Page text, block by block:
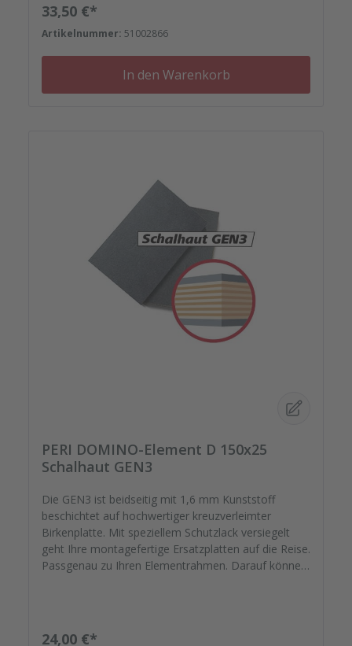
Regulärer Preis:
33,50 €*
Artikelnummer: 51002866
In den Warenkorb
PERI DOMINO-Element D 150x25
Schalhaut GEN3
Die GEN3 ist beidseitig mit 1,6 mm Kunststoff
beschichtet auf hochwertiger kreuzverleimter
Birkenplatte. Mit speziellem Schutzlack versiegelt
geht Ihre montagefertige Ersatzplatten auf die Reise.
Passgenau zu Ihren Elementrahmen. Darauf können
Regulärer Preis:
24,00 €*